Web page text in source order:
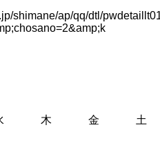
shimane/ap/qq/dtl/
木 金 土